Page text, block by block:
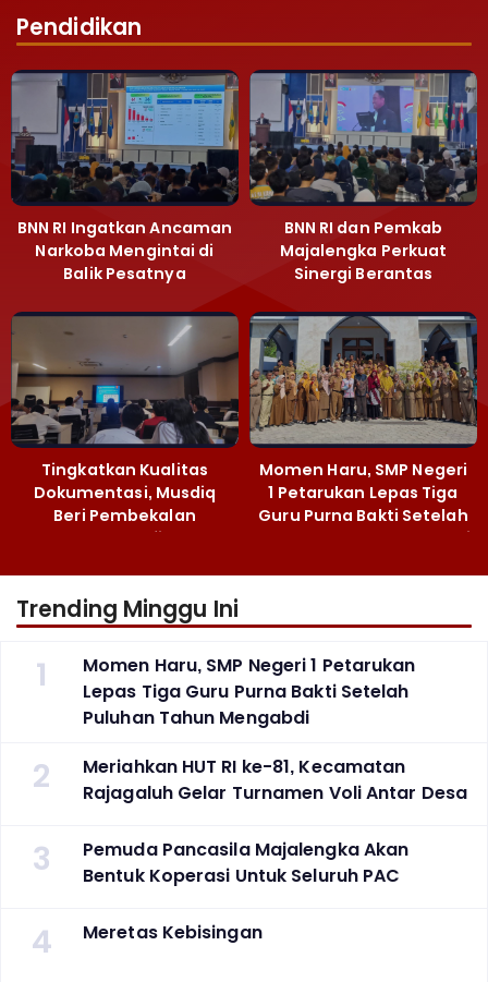
Pendidikan
BNN RI Ingatkan Ancaman
Narkoba Mengintai di
Balik Pesatnya
Majalengka
BNN RI dan Pemkab
Majalengka Perkuat
Sinergi Berantas
Narkoba
Tingkatkan Kualitas
Dokumentasi, Musdiq
Beri Pembekalan
Fotografi ‎
Momen Haru, SMP Negeri
1 Petarukan Lepas Tiga
Guru Purna Bakti Setelah
Puluhan Tahun Mengabdi
Trending Minggu Ini
1
Momen Haru, SMP Negeri 1 Petarukan
Lepas Tiga Guru Purna Bakti Setelah
Puluhan Tahun Mengabdi
2
Meriahkan HUT RI ke-81, Kecamatan
Rajagaluh Gelar Turnamen Voli Antar Desa
3
Pemuda Pancasila Majalengka Akan
Bentuk Koperasi Untuk Seluruh PAC
4 Meretas Kebisingan